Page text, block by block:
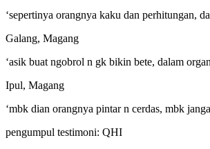
‘sepertinya orangnya kaku dan perhitungan,
Galang, Magang
‘asik buat ngobrol n gk bikin bete, dalam
Ipul, Magang
‘mbk dian orangnya pintar n cerdas, mbk
pengumpul testimoni: QHI